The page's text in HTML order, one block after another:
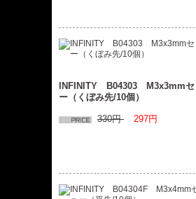
INFINITY B04303 M3x3mmセ
ー（くぼみ先/10個）
330円 297円